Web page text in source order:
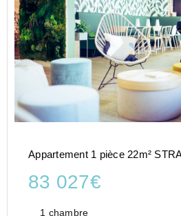
Appartement 1 pièce 22m²
83 027€
1 chambre